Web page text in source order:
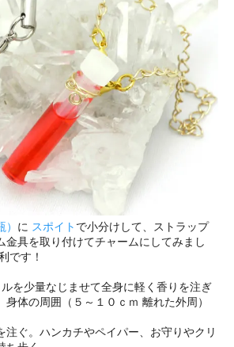
に スポイト で小分けして、ストラップ
金具を取り付けてチャームにしてみまし
です！
を少量なじませて全身に軽く香りを注ぎ
体の周囲（５～１０ｃｍ 離れた外周）
注ぐ。ハンカチやペイパー、お守りやクリ